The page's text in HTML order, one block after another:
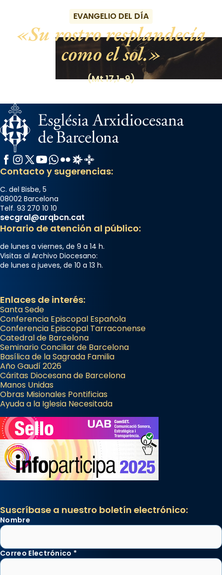
EVANGELIO DEL DÍA
Su rostro resplandecía
como el sol.
(Mt 17,1-9)
Facebook
Instagram
X / Twitter
YouTube
WhatsApp
FlickrRadio Estel
Catalunya Cristiana
Contacto y sugerencias:
C. del Bisbe, 5
08002 Barcelona
Telf. 93 270 10 10
secgral@arqbcn.cat
Horario de atención al público:
de lunes a viernes, de 9 a 14 h.
Visitas al Archivo Diocesano:
de lunes a jueves, de 10 a 13 h.
Enlaces de interés:
Santa Sede
Conferencia Episcopal Española
Conferencia Episcopal Tarraconense
Catedral de Barcelona
Seminario Conciliar de Barcelona
Basílica de la Sagrada Familia
Año Gaudí 2026
Cáritas Diocesana de Barcelona
Manos Unidas
Obras Misionales Pontificias
Ayuda a la Iglesia Necesitada
Suscríbase a nuestro boletín electrónico:
Nombre
Correo Electrónico *